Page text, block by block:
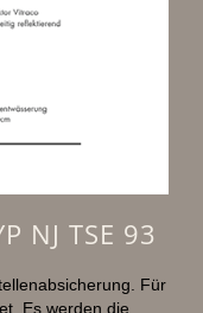
NJ TSE 93
Für
Es werden die